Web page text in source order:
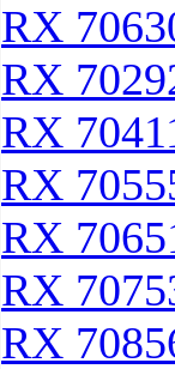
RX
RX
RX
RX
RX
RX
RX